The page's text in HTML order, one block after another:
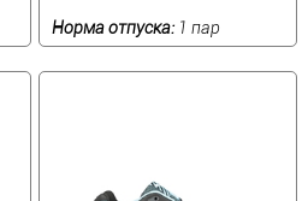
Норма отпуска: 1 пар